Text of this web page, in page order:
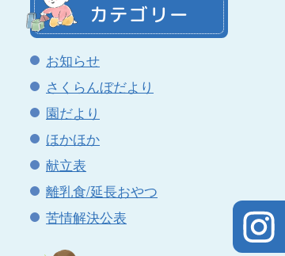
カテゴリー
お知らせ
さくらんぼだより
園だより
ほかほか
献立表
離乳食/延長おやつ
苦情解決公表